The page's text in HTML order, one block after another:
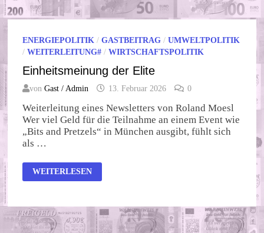
ELITEN
ENERGIEPOLITIK /GASTBEITRAG /UMWELTPOLITIK
/WEITERLEITUNG# /WIRTSCHAFTSPOLITIK
Einheitsmeinung der Elite
vonGast / Admin 13. Februar 2026 0
Weiterleitung eines Newsletters von Roland Moesl
Wer viel Geld für die Teilnahme an einem Event wie
„Bits and Pretzels“ in München ausgibt, fühlt sich
als …
EINHEITSMEINUNG
DER
WEITERLESEN